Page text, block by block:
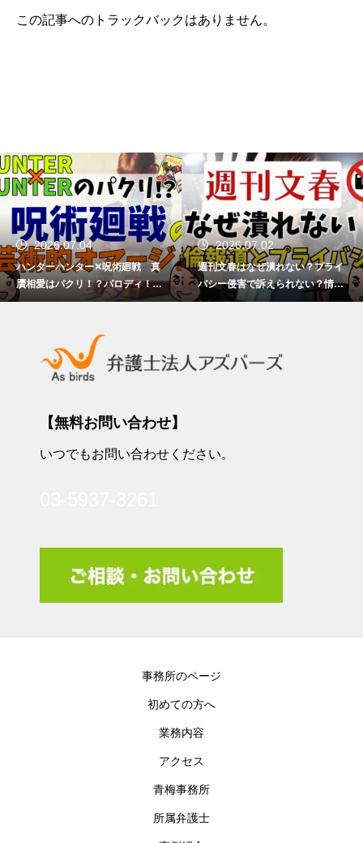
この記事へのトラックバックはありません。
2026.07.04
ハンターハンター✕呪術廻戦 真
贋相愛はパクリ！？パロディ！？
芸術的オマージュ！？【著作権を
2026.07.02
週刊文春はなぜ潰れない？プライ
バシー侵害で訴えられない？情報
提供者の責任は？
【無料お問い合わせ】
いつでもお問い合わせください。
事務所のページ
初めての方へ
業務内容
アクセス
青梅事務所
所属弁護士